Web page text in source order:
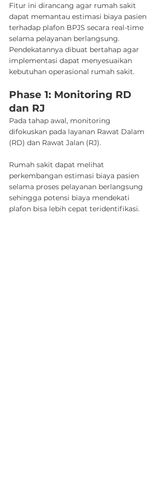
Fitur ini dirancang agar rumah sakit
dapat memantau estimasi biaya pasien
terhadap plafon BPJS secara real-time
selama pelayanan berlangsung.
Pendekatannya dibuat bertahap agar
implementasi dapat menyesuaikan
kebutuhan operasional rumah sakit.
Phase 1: Monitoring RD
dan RJ
Pada tahap awal, monitoring
difokuskan pada layanan Rawat Dalam
(RD) dan Rawat Jalan (RJ).
Rumah sakit dapat melihat
perkembangan estimasi biaya pasien
selama proses pelayanan berlangsung
sehingga potensi biaya mendekati
plafon bisa lebih cepat teridentifikasi.
Jadwalkan Demo